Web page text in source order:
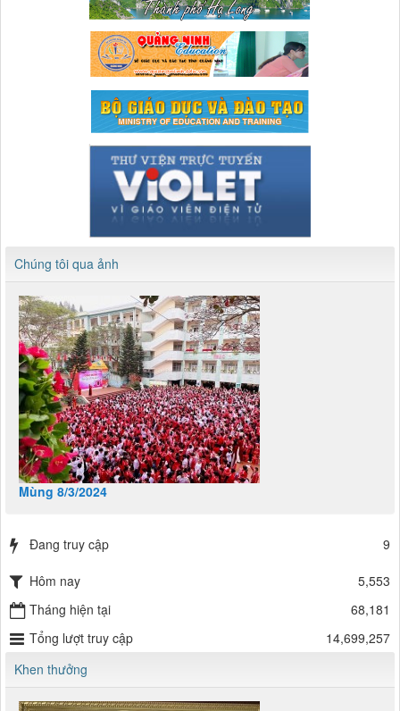
Chúng tôi qua ảnh
Mùng 8/3/2024
Đang truy cập 9
Hôm nay
5,553
Tháng hiện tại
68,181
Tổng lượt truy cập
14,699,257
Khen thưởng